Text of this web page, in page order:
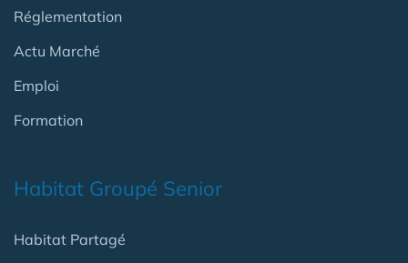
Réglementation
Actu Marché
Emploi
Formation
Habitat Groupé Senior
Habitat Partagé